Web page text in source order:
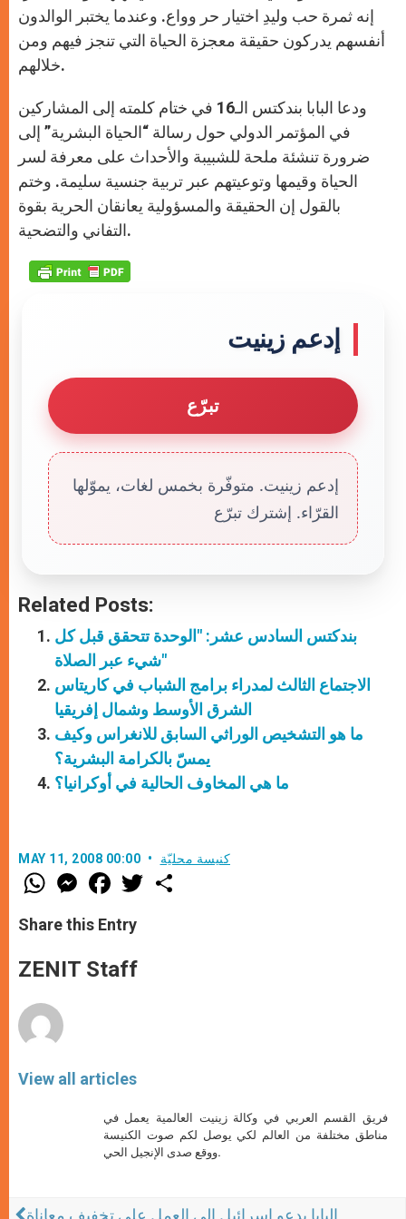
إنه ثمرة حب وليدِ اختيار حر وواع. وعندما يختبر الوالدون
أنفسهم يدركون حقيقة معجزة الحياة التي تنجز فيهم ومن
خلالهم.
ودعا البابا بندكتس الـ16 في ختام كلمته إلى المشاركين
في المؤتمر الدولي حول رسالة “الحياة البشرية” إلى
ضرورة تنشئة ملحة للشبيبة والأحداث على معرفة لسر
الحياة وقيمها وتوعيتهم عبر تربية جنسية سليمة. وختم
بالقول إن الحقيقة والمسؤولية يعانقان الحرية بقوة
التفاني والتضحية.
إدعم زينيت
تبرّع
إدعم زينيت. متوفّرة بخمس لغات، يموّلها
القرّاء. إشترك تبرّع
Related Posts:
بندكتس السادس عشر: "الوحدة تتحقق قبل كل
شيء عبر الصلاة"
الاجتماع الثالث لمدراء برامج الشباب في كاريتاس
الشرق الأوسط وشمال إفريقيا
ما هو التشخيص الوراثي السابق للانغراس وكيف
يمسّ بالكرامة البشرية؟
ما هي المخاوف الحالية في أوكرانيا؟
MAY 11, 2008 00:00 كنيسة محليّة
W
h
t
s
p
p
M
e
s
e
g
e
F
a
e
b
o
k
w
Share this Entry
ZENIT Staff
View all articles
فريق القسم العربي في وكالة زينيت العالمية يعمل في
مناطق مختلفة من العالم لكي يوصل لكم صوت الكنيسة
ووقع صدى الإنجيل الحي.
البابا يدعو اسرائيل الى العمل على تخفيف معاناة